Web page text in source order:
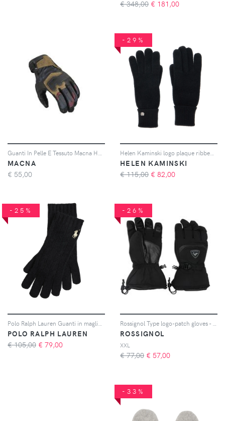
€ 348,00 € 181,00
MACNA
€ 55,00
-29%
HELEN KAMINSKI
€ 115,00 € 82,00
-25%
POLO RALPH LAUREN
€ 105,00 € 79,00
-26%
ROSSIGNOL
XXL
€ 77,00 € 57,00
-33%